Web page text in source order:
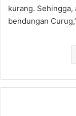
kurang.
bendungan